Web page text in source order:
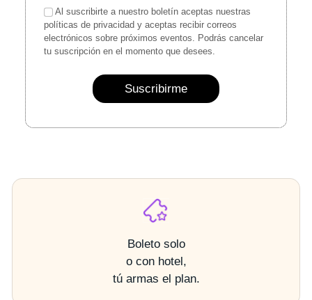
Al suscribirte a nuestro boletín aceptas nuestras
políticas de privacidad y aceptas recibir correos
electrónicos sobre próximos eventos. Podrás cancelar
tu suscripción en el momento que desees.
Suscribirme
Boleto solo
o con hotel,
tú armas el plan.